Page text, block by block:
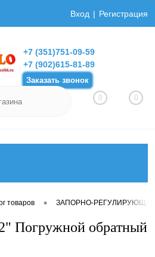
Вход Регистрация
+7 (351)751-09-59
+7 (902)615-81-89
Заказать звонок
0 0
товаров • ЗАПОРНО-
Погружной обратный